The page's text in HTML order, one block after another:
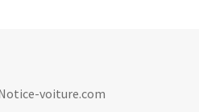
voiture.com